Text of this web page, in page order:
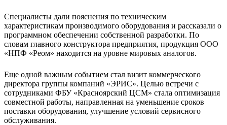
Специалисты дали пояснения по техническим
характеристикам производимого оборудования и рассказали о
программном обеспечении собственной разработки. По
словам главного конструктора предприятия, продукция ООО
«НПФ «Реом» находится на уровне мировых аналогов.
Еще одной важным событием стал визит коммерческого
директора группы компаний «ЭРИС». Целью встречи с
сотрудниками ФБУ «Красноярский ЦСМ» стала оптимизация
совместной работы, направленная на уменьшение сроков
поставки оборудования, улучшение условий сервисного
обслуживания.